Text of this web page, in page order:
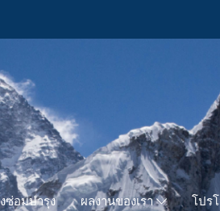
ซ่อมบำรุง ผลงานของเรา โปร